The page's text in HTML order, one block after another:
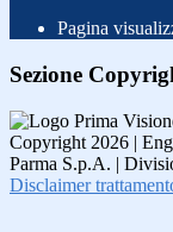
Pagina
Sezione
Copyright 2026 |
Parma S.p.A. |
Disclaimer